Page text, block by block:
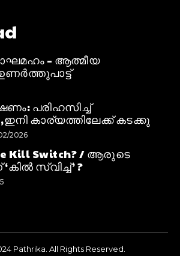
– ആത്മീയ
പരിഹസിച്ച്
കാര്യത്തിലേക്ക് കടക്കു
2026
Kill Switch? / ആരുടെ
സ്വിച്ച്’ ?
Pathrika. All Rights Reserved.